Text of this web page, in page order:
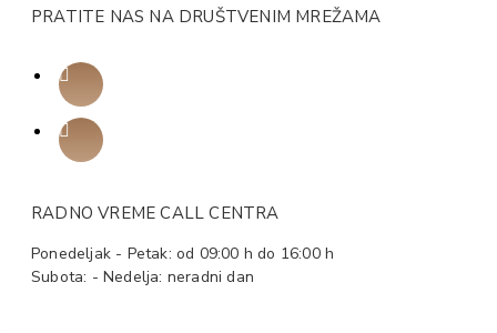
PRATITE NAS NA DRUŠTVENIM MREŽAMA
RADNO VREME CALL CENTRA
Ponedeljak - Petak: od 09:00 h do 16:00 h
Subota: - Nedelja: neradni dan